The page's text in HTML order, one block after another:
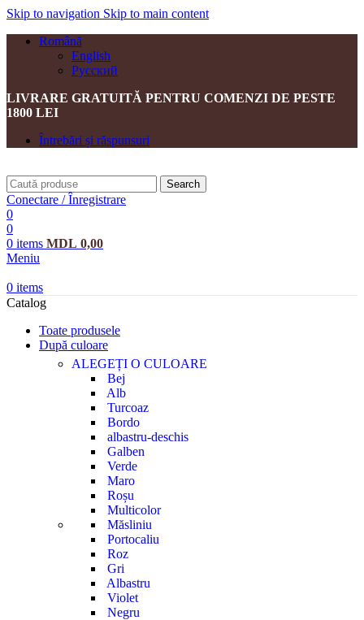
Skip to navigation Skip to main content
Română
English
Русский
LIVRARE GRATUITĂ PENTRU COMENZI DE PESTE
1800 LEI
Întrebări și răspunsuri
Search
Conectare / Înregistrare
0
0
0 items MDL 0,00
Meniu
0 items
Catalog
Toate produsele
După culoare
ALEGEȚI O CULOARE
Bej
Alb
Turcoaz
Bordo
albastru-deschis
Galben
Verde
Maro
Roșu
Multicolor
Măsliniu
Portocaliu
Roz
Gri
Albastru
Violet
Negru